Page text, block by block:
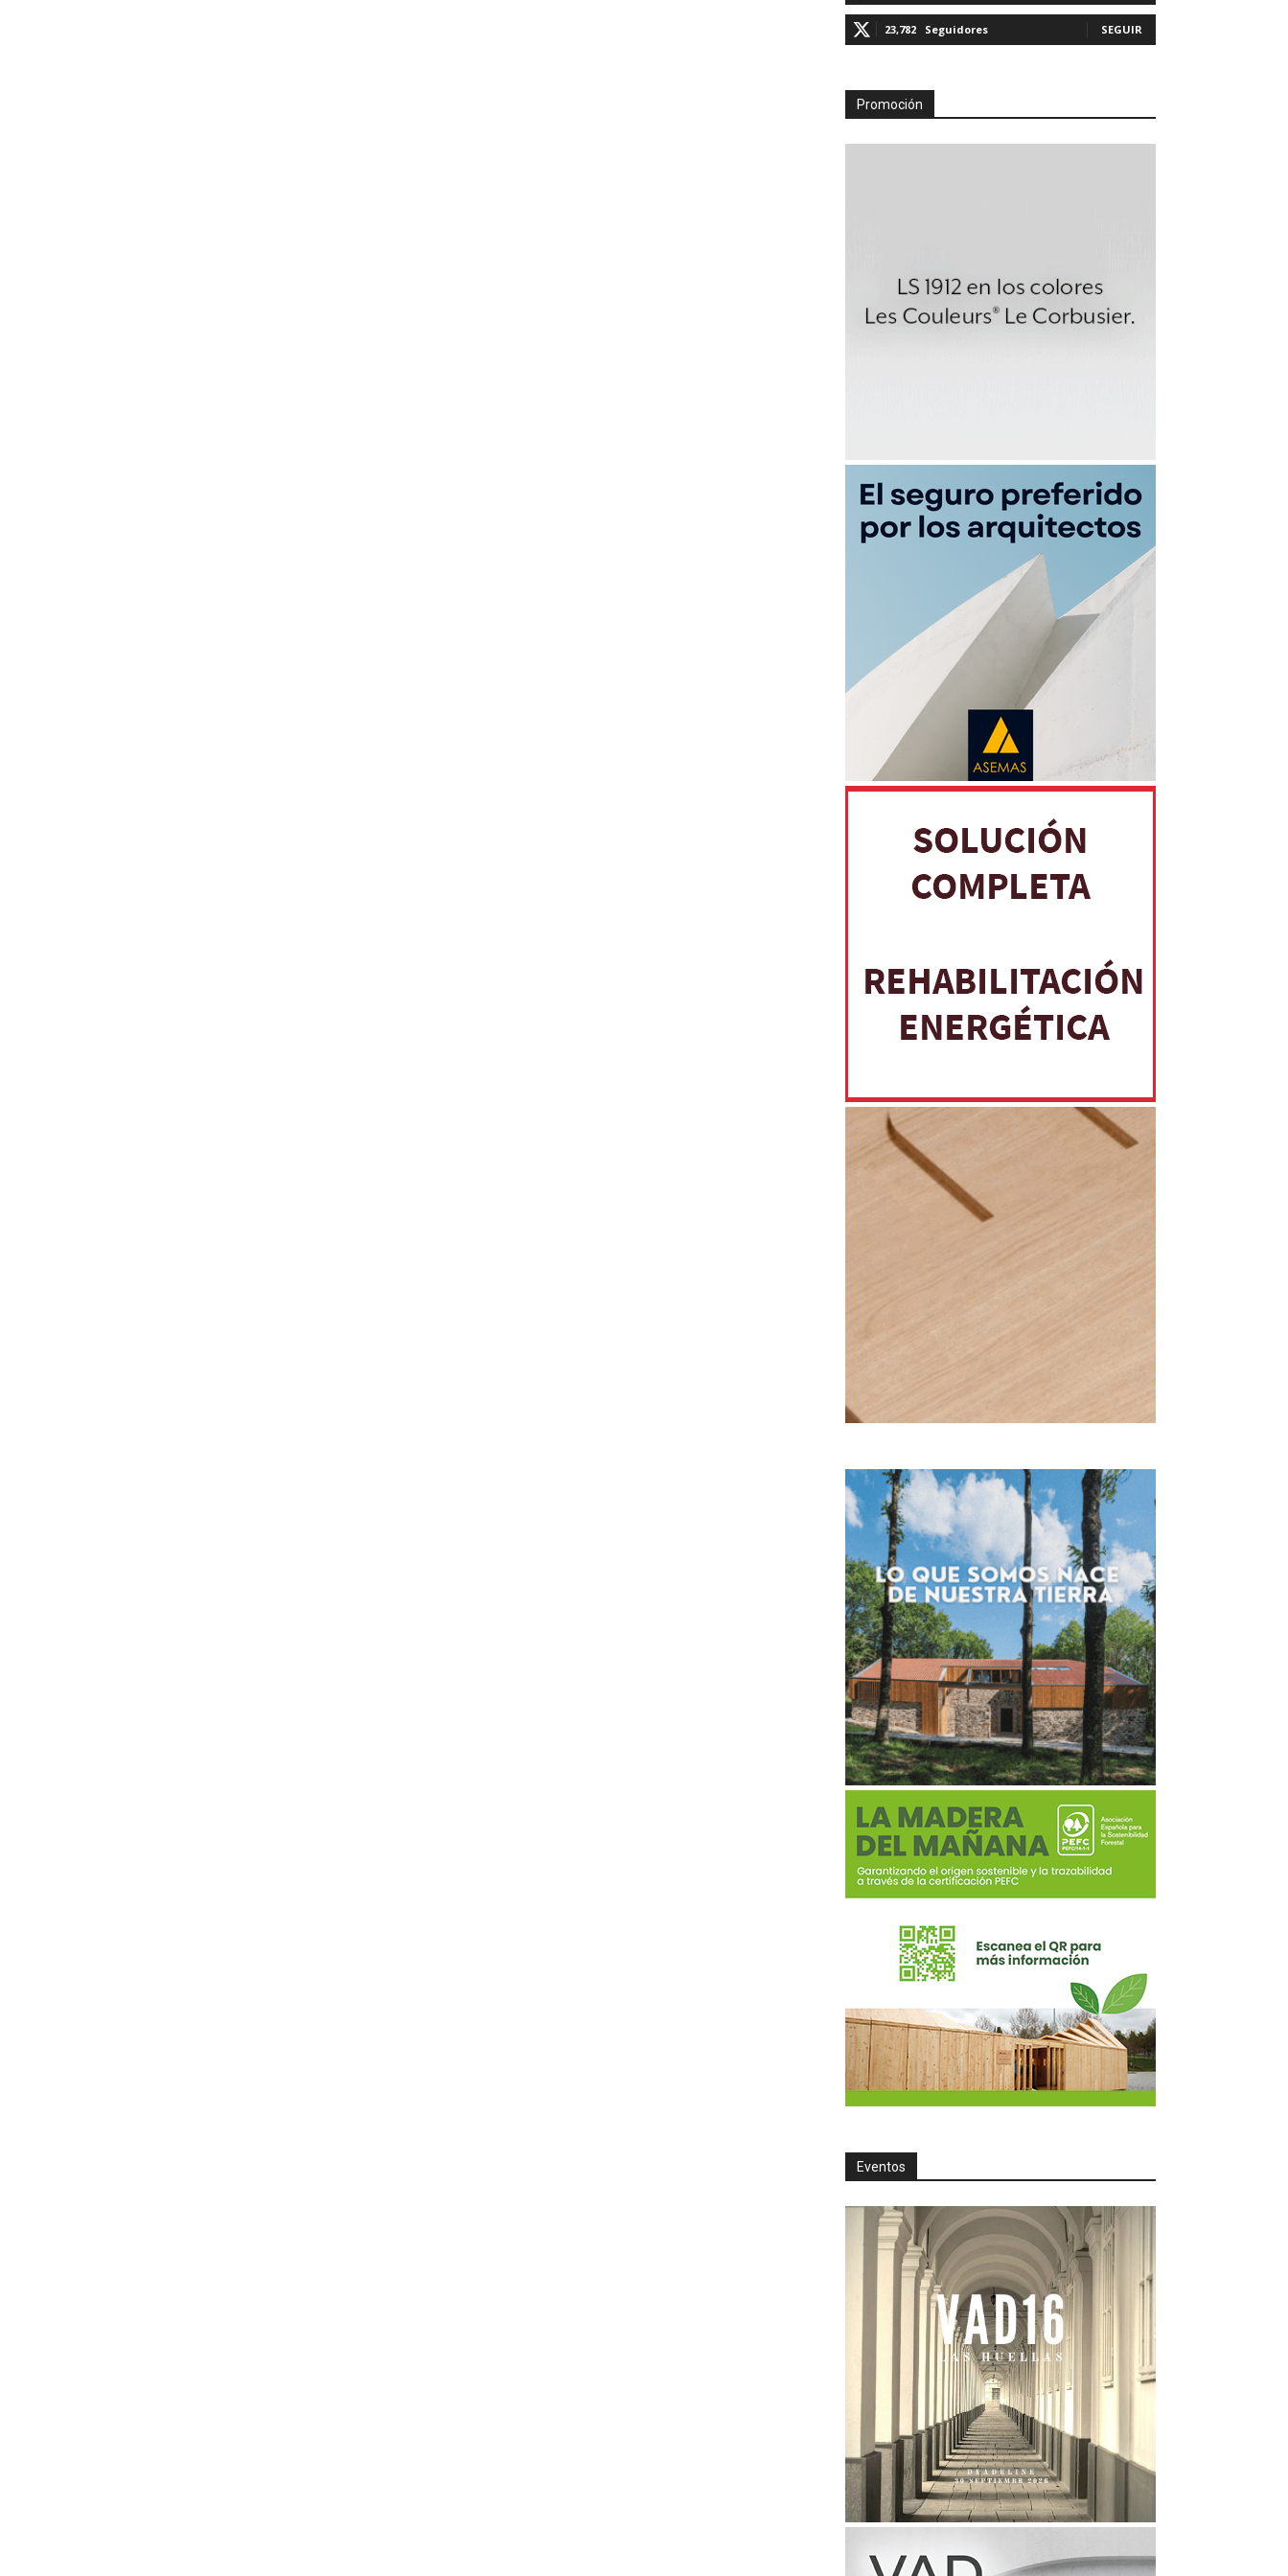
23,782 Seguidores SEGUIR
Promoción
Eventos